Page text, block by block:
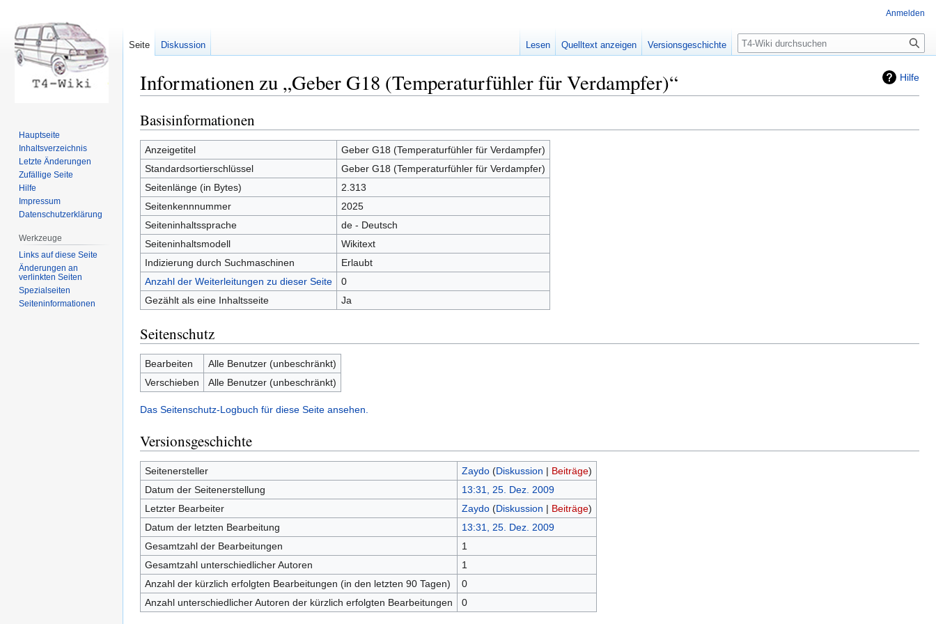
Hilfe
Informationen zu „Geber G18 (Temperaturfühler für Verdampfer)“
Zur
Navigation
springen
Zur
Suche
springen
Basisinformationen
Anzeigetitel
Geber G18 (Temperaturfühler für Verdampfer)
Standardsortierschlüssel
Geber G18 (Temperaturfühler für Verdampfer)
Seitenlänge (in Bytes)
2.313
Seitenkennnummer
2025
Seiteninhaltssprache
de - Deutsch
Seiteninhaltsmodell
Wikitext
Indizierung durch Suchmaschinen
Erlaubt
Anzahl der Weiterleitungen zu dieser Seite
0
Gezählt als eine Inhaltsseite
Ja
Seitenschutz
Bearbeiten
Alle Benutzer (unbeschränkt)
Verschieben
Alle Benutzer (unbeschränkt)
Das Seitenschutz-Logbuch für diese Seite ansehen.
Versionsgeschichte
Seitenersteller Zaydo (Diskussion | Beiträge)
Datum der Seitenerstellung
13:31, 25. Dez. 2009
Letzter Bearbeiter
Zaydo (Diskussion | Beiträge)
Datum der letzten Bearbeitung
13:31, 25. Dez. 2009
Gesamtzahl der Bearbeitungen
1
Gesamtzahl unterschiedlicher Autoren
1
Anzahl der kürzlich erfolgten Bearbeitungen (in den letzten 90 Tagen)
0
Anzahl unterschiedlicher Autoren der kürzlich erfolgten Bearbeitungen
0
Anmelden
Seite Diskussion Lesen Quelltext anzeigen Versionsgeschichte Suche
Hauptseite
Inhaltsverzeichnis
Letzte Änderungen
Zufällige Seite
Hilfe
Impressum
Datenschutzerklärung
Werkzeuge
Links auf diese Seite
Änderungen an
verlinkten Seiten
Spezialseiten
Seiten­informationen